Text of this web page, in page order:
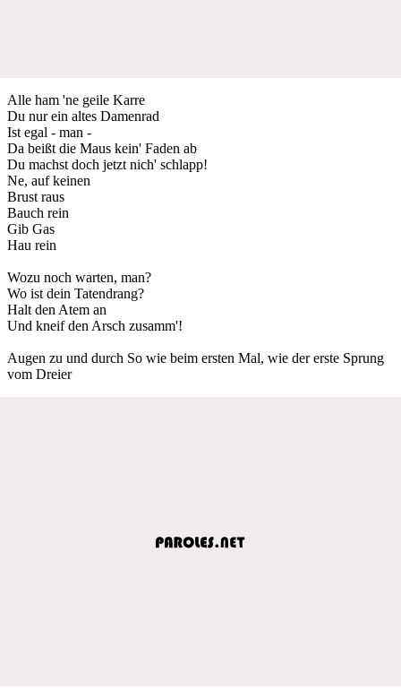
Alle ham 'ne geile Karre
Du nur ein altes Damenrad
Ist egal - man -
Da beißt die Maus kein' Faden ab
Du machst doch jetzt nich' schlapp!
Ne, auf keinen
Brust raus
Bauch rein
Gib Gas
Hau rein
Wozu noch warten, man?
Wo ist dein Tatendrang?
Halt den Atem an
Und kneif den Arsch zusamm'!
Augen zu und durch So wie beim ersten Mal, wie der erste Sprung
vom Dreier